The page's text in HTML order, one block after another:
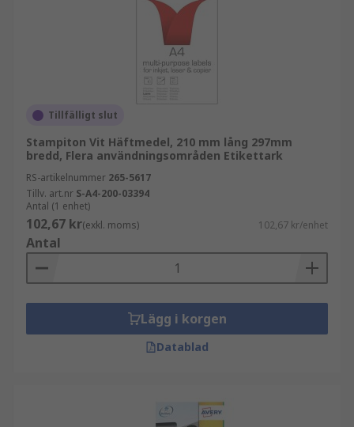
Tillfälligt slut
Stampiton Vit Häftmedel, 210 mm lång 297mm
bredd, Flera användningsområden Etikettark
RS-artikelnummer 265-5617
Tillv. art.nr S-A4-200-03394
Antal (1 enhet)
102,67 kr(exkl. moms) 102,67 kr/enhet
Antal
Lägg i korgen
Datablad